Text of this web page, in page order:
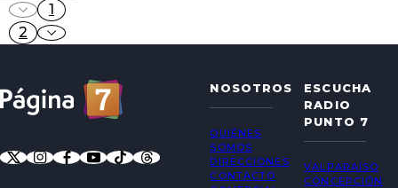
1
2
NOSOTROS
QUIÉNES
SOMOS
DIRECCIONES
CONTACTO
ESCUCHA
RADIO
PUNTO 7
VALPARAÍSO
CONCEPCIÓN